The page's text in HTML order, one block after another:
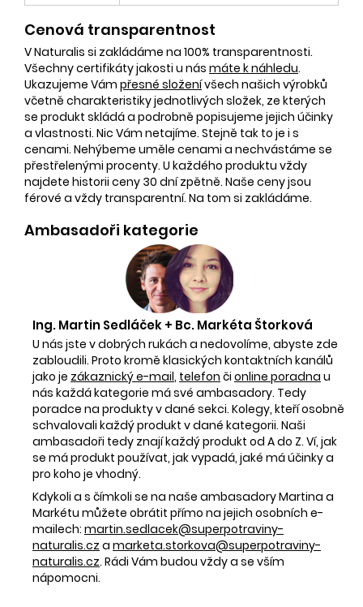
Cenová transparentnost
V Naturalis si zakládáme na 100% transparentnosti.
Všechny certifikáty jakosti u nás máte k náhledu.
Ukazujeme Vám přesné složenívšech našich výrobků
včetně charakteristiky jednotlivých složek, ze kterých
se produkt skládá a podrobně popisujeme jejich účinky
a vlastnosti. Nic Vám netajíme. Stejně tak to je i s
cenami. Nehýbeme uměle cenami a nechvástáme se
přestřelenými procenty. U každého produktu vždy
najdete historii ceny 30 dní zpětně. Naše ceny jsou
férové a vždy transparentní. Na tom si zakládáme.
Ambasadoři kategorie
Ing. Martin Sedláček + Bc. Markéta Štorková
U nás jste v dobrých rukách a nedovolíme, abyste zde
zabloudili. Proto kromě klasických kontaktních kanálů
jako je zákaznický e-mail, telefon či online poradna u
nás každá kategorie má své ambasadory. Tedy
poradce na produkty v dané sekci. Kolegy, kteří osobně
schvalovali každý produkt v dané kategorii. Naši
ambasadoři tedy znají každý produkt od A do Z. Ví, jak
se má produkt používat, jak vypadá, jaké má účinky a
pro koho je vhodný.
Kdykoli a s čímkoli se na naše ambasadory Martina a
Markétu můžete obrátit přímo na jejich osobních e-
mailech: martin.sedlacek@superpotraviny-
naturalis.cz a marketa.storkova@superpotraviny-
naturalis.cz. Rádi Vám budou vždy a se vším
nápomocni.